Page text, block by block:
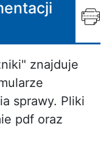
znajduje
sprawy. Pliki
pdf oraz